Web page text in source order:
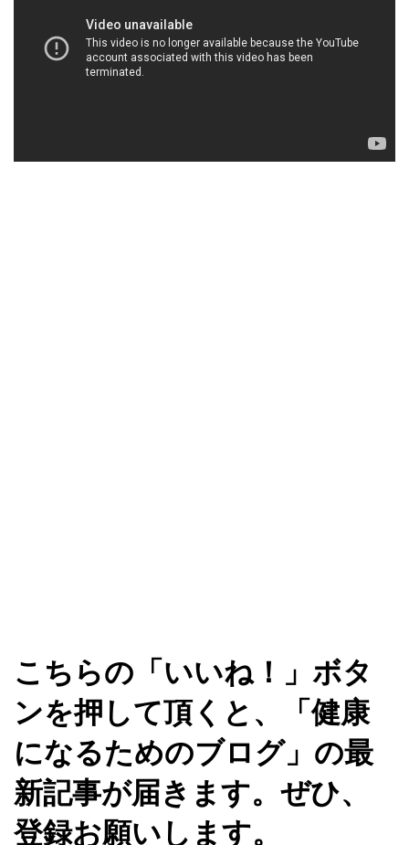
こちらの「いいね！」ボタ
ンを押して頂くと、「健康
になるためのブログ」の最
新記事が届きます。ぜひ、
登録お願いします。